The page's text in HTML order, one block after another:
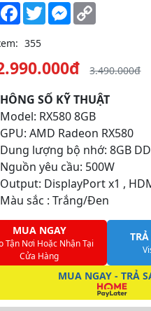
Facebook
TwitterMessenger
355
3.490.000đ
SỐ KỸ THUẬT
RX580 8GB
AMD Radeon RX580
lượng bộ nhớ: 8GB
yêu cầu: 500W
DisplayPort x1 ,
sắc : Trắng/Đen
MUA NGAY
Tận Nơi Hoặc Nhận Tại
Cửa Hàng
MUA NGAY - TRẢ